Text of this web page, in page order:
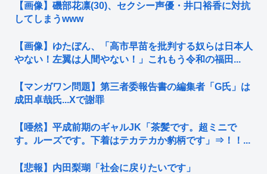
【画像】磯部花凛(30)、セクシー声優・井口裕香に対抗
してしまうwww
【画像】ゆたぼん、「高市早苗を批判する奴らは日本人
やない！左翼は人間やない！」これもう令和の福田...
【マンガワン問題】第三者委報告書の編集者「G氏」は
成田卓哉氏...Xで謝罪
【唖然】平成前期のギャルJK「茶髪です。超ミニで
す。ルーズです。下着はテカテカか豹柄です」⇒！！...
【悲報】内田梨瑚「社会に戻りたいです」